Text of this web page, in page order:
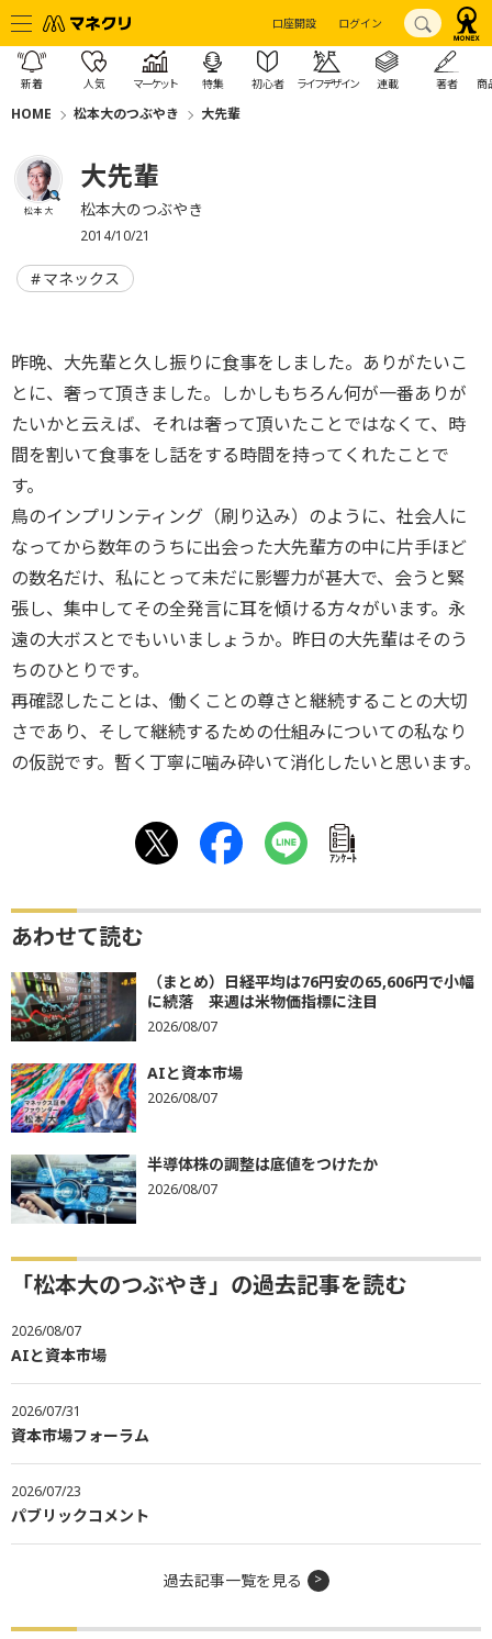
口座開設 ログイン
新着 人気 マーケット 特集 初心者 ライフデザイン 連載 著者 商
HOME 松本大のつぶやき 大先輩
松本 大
大先輩
松本大のつぶやき
2014/10/21
マネックス
昨晩、大先輩と久し振りに食事をしました。ありがたいこ
とに、奢って頂きました。しかしもちろん何が一番ありが
たいかと云えば、それは奢って頂いたことではなくて、時
間を割いて食事をし話をする時間を持ってくれたことで
す。
鳥のインプリンティング（刷り込み）のように、社会人に
なってから数年のうちに出会った大先輩方の中に片手ほど
の数名だけ、私にとって未だに影響力が甚大で、会うと緊
張し、集中してその全発言に耳を傾ける方々がいます。永
遠の大ボスとでもいいましょうか。昨日の大先輩はそのう
ちのひとりです。
再確認したことは、働くことの尊さと継続することの大切
さであり、そして継続するための仕組みについての私なり
の仮説です。暫く丁寧に噛み砕いて消化したいと思います。
ｱﾝｹｰﾄ
あわせて読む
（まとめ）日経平均は76円安の65,606円で小幅
に続落 来週は米物価指標に注目
2026/08/07
AIと資本市場
2026/08/07
半導体株の調整は底値をつけたか
2026/08/07
「松本大のつぶやき」の過去記事を読む
2026/08/07
AIと資本市場
2026/07/31
資本市場フォーラム
2026/07/23
パブリックコメント
過去記事一覧を見る